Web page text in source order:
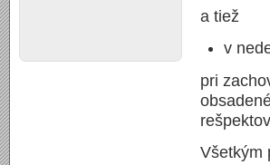
a tiež
v
pri
Všetkým